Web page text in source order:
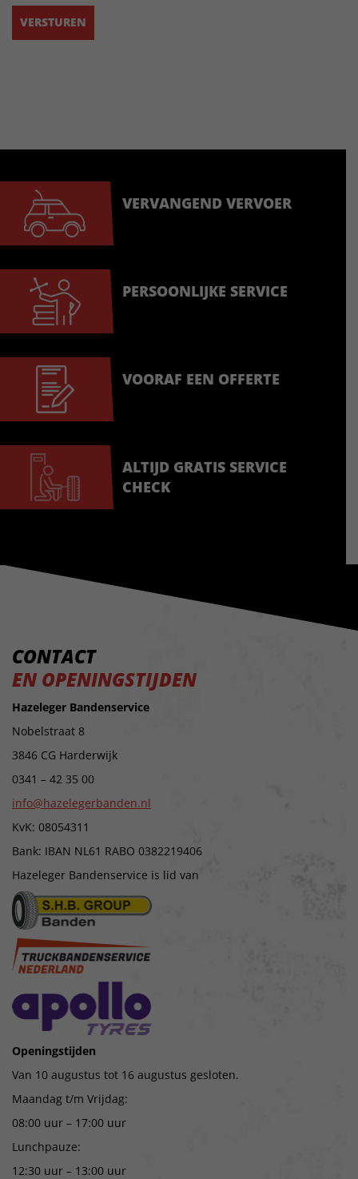
VERVANGEND VERVOER
PERSOONLIJKE SERVICE
VOORAF EEN OFFERTE
ALTIJD GRATIS SERVICE
CHECK
CONTACT
EN OPENINGSTIJDEN
Hazeleger Bandenservice
Nobelstraat 8
3846 CG Harderwijk
0341 – 42 35 00
info@hazelegerbanden.nl
KvK: 08054311
Bank: IBAN NL61 RABO 0382219406
Hazeleger Bandenservice is lid van
Openingstijden
Van 10 augustus tot 16 augustus gesloten.
Maandag t/m Vrijdag:
08:00 uur – 17:00 uur
Lunchpauze:
12:30 uur – 13:00 uur